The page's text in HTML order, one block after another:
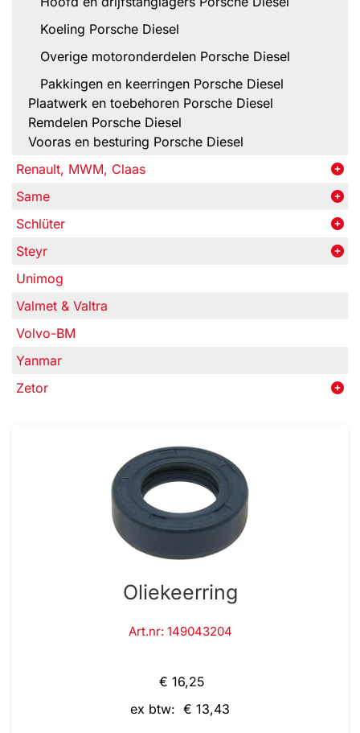
Koeling Porsche Diesel
Overige motoronderdelen Porsche Diesel
Pakkingen en keerringen Porsche Diesel
Plaatwerk en toebehoren Porsche Diesel
Remdelen Porsche Diesel
Vooras en besturing Porsche Diesel
Renault, MWM, Claas
Same
Schlüter
Steyr
Unimog
Valmet & Valtra
Volvo-BM
Yanmar
Zetor
Oliekeerring
Art.nr: 149043204
€ 16,25
ex btw: € 13,43